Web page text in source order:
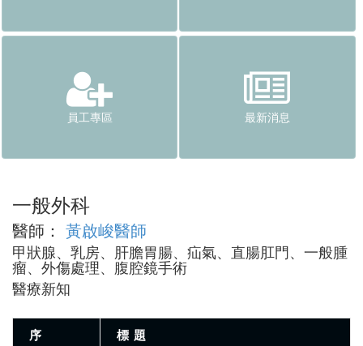
員工專區 最新消息
一般外科
醫師： 黃啟峻醫師
甲狀腺、乳房、肝膽胃腸、疝氣、直腸肛門、一般腫
瘤、外傷處理、腹腔鏡手術
醫療新知
序 標 題